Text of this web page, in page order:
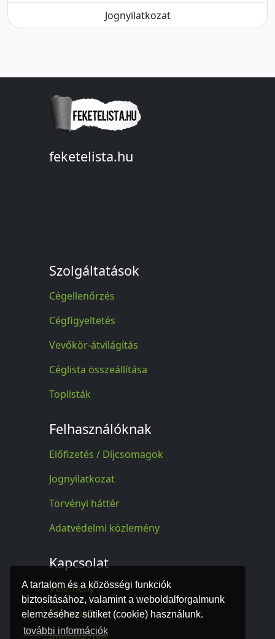
A tartalom és a közösségi funkciók
biztosításához, valamint a weboldalforgalmunk
elemzéséhez sütiket (cookie) használunk.
további információk
Jognyilatkozat
feketelista.hu
Szolgáltatások
Cégellenőrzés
Cégfigyeltetés
Vevőkör-átvilágítás
Céglista összeállítása
Toplisták
Felhasználóknak
Előfizetés / Díjcsomagok
Jognyilatkozat
Törvényi háttér
Adatvédelmi közlemény
Kapcsolat
Vélemény
Kapcsolat